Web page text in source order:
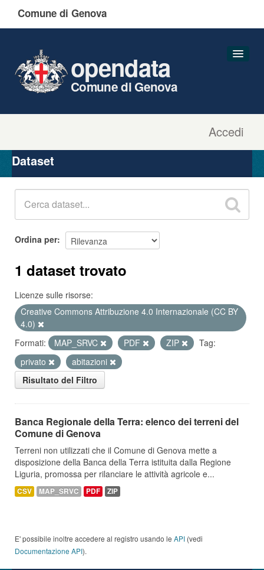
Comune di Genova
Accedi
opendata
Comune di Genova
Organizzazioni
Gruppi
Dataset
Ordina per
1 dataset trovato
Licenze sulle risorse:
Creative Commons Attribuzione 4.0 Internazionale (CC BY
4.0)
Formati:
MAP_SRVC PDF ZIP
Tag:
privato
abitazioni
Risultato del Filtro
Banca Regionale della Terra: elenco dei terreni del
Comune di Genova
Terreni non utilizzati che il Comune di Genova mette a
disposizione della Banca della Terra istituita dalla Regione
Liguria, promossa per rilanciare le attività agricole e...
CSV MAP_SRVC PDF ZIP
E' possibile inoltre accedere al registro usando le API (vedi
Documentazione API).